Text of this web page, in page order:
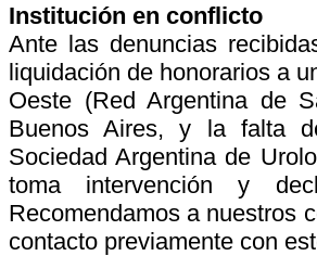
Institución en conflicto
Ante las denuncias
liquidación de honorarios a
Oeste (Red Argentina de
Buenos Aires, y la falta
Sociedad Argentina de
toma intervención y
Recomendamos a nuestros
contacto previamente con